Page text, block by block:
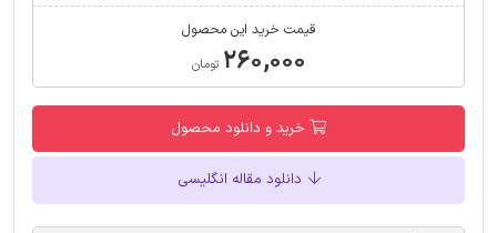
قیمت خرید این محصول
۲۶۰,۰۰۰ تومان
خرید و دانلود محصول
دانلود مقاله انگلیسی